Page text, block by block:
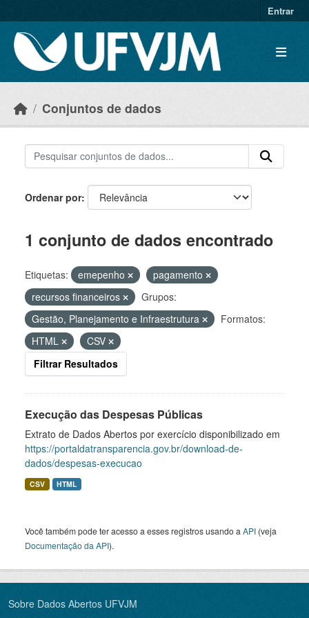
Entrar
Conjuntos de dados
Ordenar por
1 conjunto de dados encontrado
Etiquetas: emepenho
pagamento
recursos financeiros
Grupos:
Gestão, Planejamento e Infraestrutura
Formatos:
HTML
CSV
Filtrar Resultados
Execução das Despesas Públicas
Extrato de Dados Abertos por exercício disponibilizado em
https://portaldatransparencia.gov.br/download-de-
dados/despesas-execucao
CSV HTML
Você também pode ter acesso a esses registros usando a API (veja
Documentação da API).
Sobre Dados Abertos UFVJM